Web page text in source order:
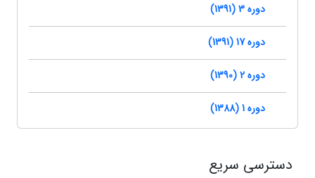
دوره 3 (1391)
دوره 17 (1391)
دوره 2 (1390)
دوره 1 (1388)
دسترسی سریع